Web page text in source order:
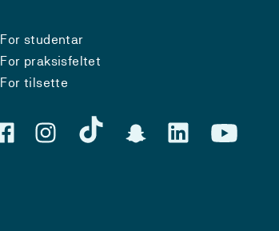
For studentar
For praksisfeltet
For tilsette